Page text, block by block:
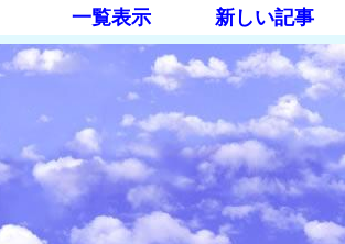
一覧表示 新しい記事